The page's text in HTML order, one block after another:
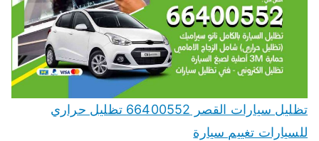
تظليل سيارات القصر 66400552 تظليل حراري
للسيارات تغييم سيارة